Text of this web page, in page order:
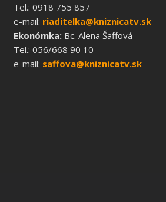
Tel.: 0918 755 857
e-mail: riaditelka@kniznicatv.sk
Ekonómka:Bc. Alena Šaffová
Tel.: 056/668 90 10
e-mail: saffova@kniznicatv.sk